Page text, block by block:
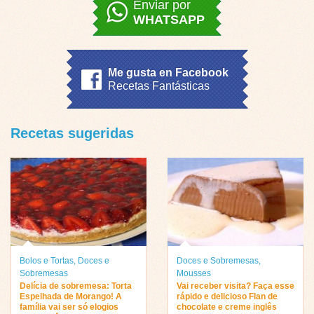
Enviar por
WHATSAPP
Me gusta en Facebook
Recetas Fantásticas
Recetas sugeridas
Bolos e Tortas, Doces e
Sobremesas
Delícia de sobremesa: Torta
Espelhada de Morango! A
família vai ser só elogios
Doces e Sobremesas,
Mousses
Vai receber visita? Faça esse
rápido e delicioso Flan de
chocolate e creme inglês